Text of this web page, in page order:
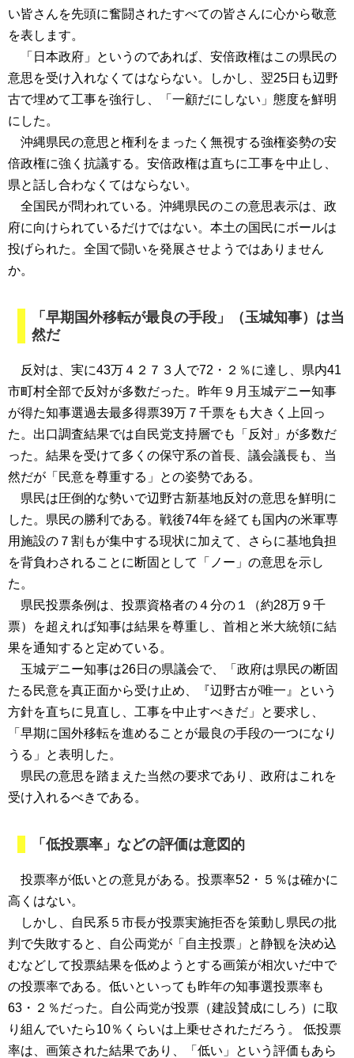
い皆さんを先頭に奮闘されたすべての皆さんに心から敬意
を表します。
「日本政府」というのであれば、安倍政権はこの県民の
意思を受け入れなくてはならない。しかし、翌25日も辺野
古で埋めて工事を強行し、「一顧だにしない」態度を鮮明
にした。
沖縄県民の意思と権利をまったく無視する強権姿勢の安
倍政権に強く抗議する。安倍政権は直ちに工事を中止し、
県と話し合わなくてはならない。
全国民が問われている。沖縄県民のこの意思表示は、政
府に向けられているだけではない。本土の国民にボールは
投げられた。全国で闘いを発展させようではありません
か。
「早期国外移転が最良の手段」（玉城知事）は当
然だ
反対は、実に43万４２７３人で72・２％に達し、県内41
市町村全部で反対が多数だった。昨年９月玉城デニー知事
が得た知事選過去最多得票39万７千票をも大きく上回っ
た。出口調査結果では自民党支持層でも「反対」が多数だ
った。結果を受けて多くの保守系の首長、議会議長も、当
然だが「民意を尊重する」との姿勢である。
県民は圧倒的な勢いで辺野古新基地反対の意思を鮮明に
した。県民の勝利である。戦後74年を経ても国内の米軍専
用施設の７割もが集中する現状に加えて、さらに基地負担
を背負わされることに断固として「ノー」の意思を示し
た。
県民投票条例は、投票資格者の４分の１（約28万９千
票）を超えれば知事は結果を尊重し、首相と米大統領に結
果を通知すると定めている。
玉城デニー知事は26日の県議会で、「政府は県民の断固
たる民意を真正面から受け止め、『辺野古が唯一』という
方針を直ちに見直し、工事を中止すべきだ」と要求し、
「早期に国外移転を進めることが最良の手段の一つになり
うる」と表明した。
県民の意思を踏まえた当然の要求であり、政府はこれを
受け入れるべきである。
「低投票率」などの評価は意図的
投票率が低いとの意見がある。投票率52・５％は確かに
高くはない。
しかし、自民系５市長が投票実施拒否を策動し県民の批
判で失敗すると、自公両党が「自主投票」と静観を決め込
むなどして投票結果を低めようとする画策が相次いだ中で
の投票率である。低いといっても昨年の知事選投票率も
63・２％だった。自公両党が投票（建設賛成にしろ）に取
り組んでいたら10％くらいは上乗せされただろう。 低投票
率は、画策された結果であり、「低い」という評価もあら